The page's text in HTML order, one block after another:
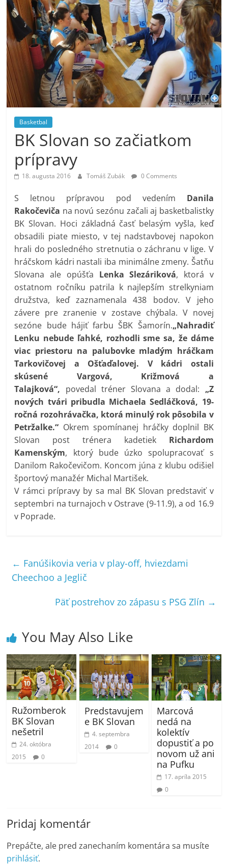
Basketbal
BK Slovan so začiatkom
prípravy
18. augusta 2016 Tomáš Zubák 0 Comments
S letnou prípravou pod vedením Danila
Rakočeviča na novú sezónu začali aj basketbalistky
BK Slovan. Hoci základná časť belasým vyšla, keď
obsadili piate miesto, v tej nadstavbovej napokon
hrali do posledného stretnutia o záchranu v lige. V
hráčskom kádri nastali iba minimálne zmeny. Šatňu
Slovana ale opúšťa Lenka Slezáriková, ktorá v
ostatnom ročníku patrila k najlepším strelkyniam
družstva, keď zaznamenala 438 bodov. V jeho
závere pre zranenie v zostave chýbala. V novej
sezóne bude hájiť farbu ŠBK Šamorín.„Nahradiť
Lenku nebude ľahké, rozhodli sme sa, že dáme
viac priestoru na palubovke mladým hráčkam
Tarkovičovej a Ošťaďalovej. V kádri ostali
skúsené Vargová, Križmová a
Talajková“, povedal tréner Slovana a dodal: „Z
nových tvári pribudla Michaela Sedláčková, 19-
ročná rozohrávačka, ktorá minulý rok pôsobila v
Petržalke.“ Okrem spomínanej hráčky doplnil BK
Slovan post trénera kadetiekRichardom
Kamenským, ktorý bude úzko spolupracovať s
Danilom Rakočevičom. Koncom júna z klubu odišiel
športový manažér Michal Martišek.
V rámci prípravy by sa mal BK Slovan predstaviť v
septembri na turnajoch v Ostrave (9-11.9), a od 16.9
v Poprade.
← Fanúšikovia veria v play-off, hviezdami
Cheechoo a Jeglič
Päť postrehov zo zápasu s PSG Zlín →
You May Also Like
Ružomberok
BK Slovan
nešetril
24. októbra
2015
0
Predstavujem
e BK Slovan
4. septembra
2014
0
Marcová
nedá na
kolektív
dopustiť a po
novom už ani
na Pufku
17. apríla 2015
0
Pridaj komentár
Prepáčte, ale pred zanechaním komentára sa musíte
prihlásiť.